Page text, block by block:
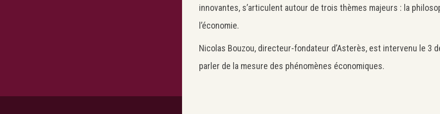
innovantes, s’articulent autour de trois thèmes majeurs : la
l’économie.
Nicolas Bouzou, directeur-fondateur d’Asterès, est intervenu le 3
parler de la mesure des phénomènes économiques.